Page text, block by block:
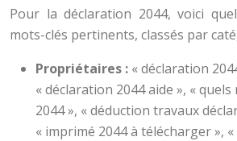
Pour la déclaration 2044, voici
mots-clés pertinents, classés par
Propriétaires : « déclaration
« déclaration 2044 aide », «
2044 », « déduction travaux
« imprimé 2044 à télécharger »,